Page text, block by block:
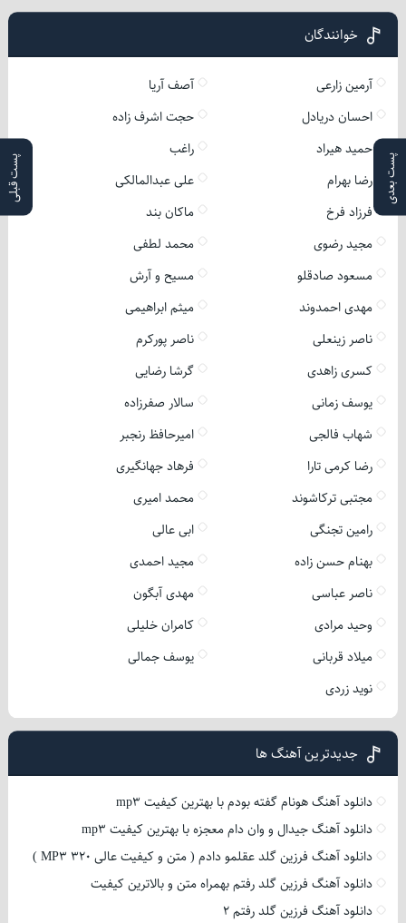
پست بعدی پست قبلی
خوانندگان
آرمین زارعی
آصف آریا
احسان دریادل
حجت اشرف زاده
حمید هیراد
راغب
رضا بهرام
علی عبدالمالکی
فرزاد فرخ
ماکان بند
مجید رضوی
محمد لطفی
مسعود صادقلو
مسیح و آرش
مهدی احمدوند
میثم ابراهیمی
ناصر زینعلی
ناصر پورکرم
کسری زاهدی
گرشا رضایی
یوسف زمانی
سالار صفرزاده
شهاب فالجی
امیرحافظ رنجبر
رضا کرمی تارا
فرهاد جهانگیری
مجتبی ترکاشوند
محمد امیری
رامین تجنگی
ابی عالی
بهنام حسن زاده
مجید احمدی
ناصر عباسی
مهدی آبگون
وحید مرادی
کامران خلیلی
میلاد قربانی
یوسف جمالی
نوید زردی
جدیدترین آهنگ ها
دانلود آهنگ هونام گفته بودم با بهترین کیفیت mp3
دانلود آهنگ جیدال و وان دام معجزه با بهترین کیفیت mp3
دانلود آهنگ فرزین گلد عقلمو دادم ( متن و کیفیت عالی 320 MP3 )
دانلود آهنگ فرزین گلد رفتم بهمراه متن و بالاترین کیفیت
دانلود آهنگ فرزین گلد رفتم 2